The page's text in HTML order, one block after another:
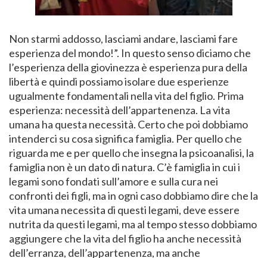
Non starmi addosso, lasciami andare, lasciami fare
esperienza del mondo!”. In questo senso diciamo che
l’esperienza della giovinezza è esperienza pura della
libertà e quindi possiamo isolare due esperienze
ugualmente fondamentali nella vita del figlio. Prima
esperienza: necessità dell’appartenenza. La vita
umana ha questa necessità. Certo che poi dobbiamo
intenderci su cosa significa famiglia. Per quello che
riguarda me e per quello che insegna la psicoanalisi, la
famiglia non è un dato di natura. C’è famiglia in cui i
legami sono fondati sull’amore e sulla cura nei
confronti dei figli, ma in ogni caso dobbiamo dire che la
vita umana necessita di questi legami, deve essere
nutrita da questi legami, ma al tempo stesso dobbiamo
aggiungere che la vita del figlio ha anche necessità
dell’erranza, dell’appartenenza, ma anche